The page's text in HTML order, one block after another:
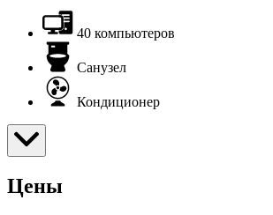
40 компьютеров
Санузел
Кондиционер
Цены